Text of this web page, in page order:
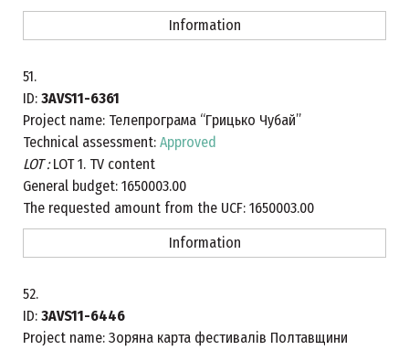
Information
51.
ID: 3AVS11-6361
Project name: Телепрограма “Грицько Чубай”
Technical assessment: Approved
LOT :LOT 1. TV content
General budget: 1650003.00
The requested amount from the UCF: 1650003.00
Information
52.
ID: 3AVS11-6446
Project name: Зоряна карта фестивалів Полтавщини